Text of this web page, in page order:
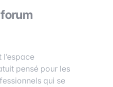
l’espace
pensé pour les
qui se